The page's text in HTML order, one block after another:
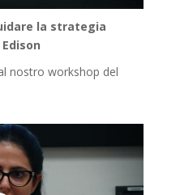
la strategia
nostro workshop del